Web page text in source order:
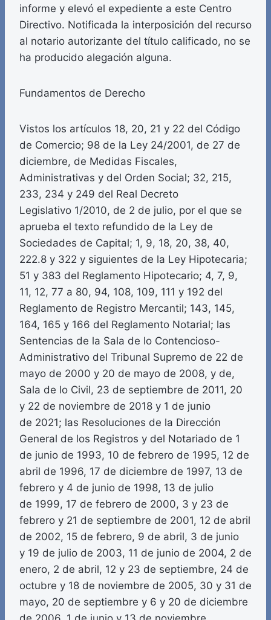
informe y elevó el expediente a este Centro
Directivo. Notificada la interposición del recurso
al notario autorizante del título calificado, no se
ha producido alegación alguna.
Fundamentos de Derecho
Vistos los artículos 18, 20, 21 y 22 del Código
de Comercio; 98 de la Ley 24/2001, de 27 de
diciembre, de Medidas Fiscales,
Administrativas y del Orden Social; 32, 215,
233, 234 y 249 del Real Decreto
Legislativo 1/2010, de 2 de julio, por el que se
aprueba el texto refundido de la Ley de
Sociedades de Capital; 1, 9, 18, 20, 38, 40,
222.8 y 322 y siguientes de la Ley Hipotecaria;
51 y 383 del Reglamento Hipotecario; 4, 7, 9,
11, 12, 77 a 80, 94, 108, 109, 111 y 192 del
Reglamento de Registro Mercantil; 143, 145,
164, 165 y 166 del Reglamento Notarial; las
Sentencias de la Sala de lo Contencioso-
Administrativo del Tribunal Supremo de 22 de
mayo de 2000 y 20 de mayo de 2008, y de,
Sala de lo Civil, 23 de septiembre de 2011, 20
y 22 de noviembre de 2018 y 1 de junio
de 2021; las Resoluciones de la Dirección
General de los Registros y del Notariado de 1
de junio de 1993, 10 de febrero de 1995, 12 de
abril de 1996, 17 de diciembre de 1997, 13 de
febrero y 4 de junio de 1998, 13 de julio
de 1999, 17 de febrero de 2000, 3 y 23 de
febrero y 21 de septiembre de 2001, 12 de abril
de 2002, 15 de febrero, 9 de abril, 3 de junio
y 19 de julio de 2003, 11 de junio de 2004, 2 de
enero, 2 de abril, 12 y 23 de septiembre, 24 de
octubre y 18 de noviembre de 2005, 30 y 31 de
mayo, 20 de septiembre y 6 y 20 de diciembre